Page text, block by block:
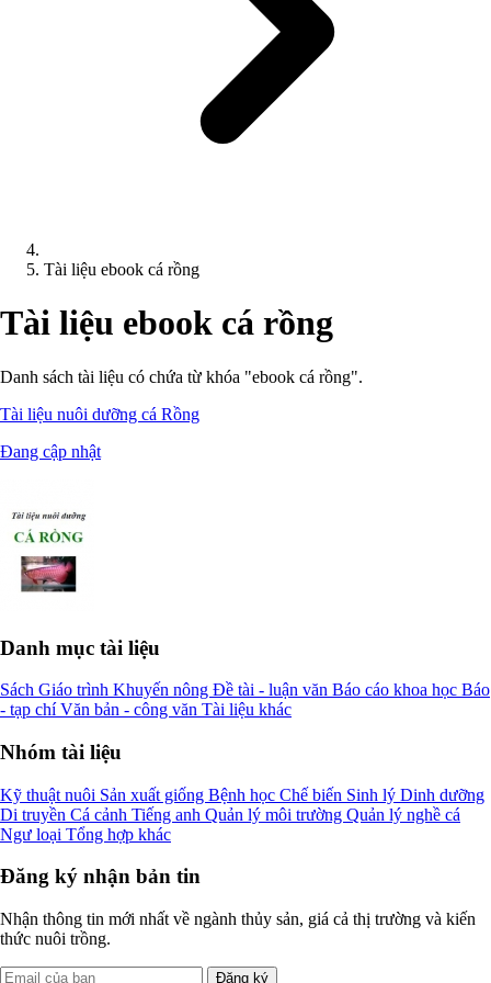
Tài liệu ebook cá rồng
Tài liệu ebook cá rồng
Danh sách tài liệu có chứa từ khóa "ebook cá rồng".
Tài liệu nuôi dưỡng cá Rồng
Đang cập nhật
Danh mục tài liệu
Sách Giáo trình Khuyến nông Đề tài - luận văn Báo cáo khoa học Báo
- tạp chíVăn bản - công văn Tài liệu khác
Nhóm tài liệu
Kỹ thuật nuôi Sản xuất giống Bệnh học Chế biến Sinh lý Dinh dưỡng
Di truyền Cá cảnh Tiếng anh Quản lý môi trường Quản lý nghề cá
Ngư loại Tổng hợp khác
Đăng ký nhận bản tin
Nhận thông tin mới nhất về ngành thủy sản, giá cả thị trường và kiến
thức nuôi trồng.
Đăng ký